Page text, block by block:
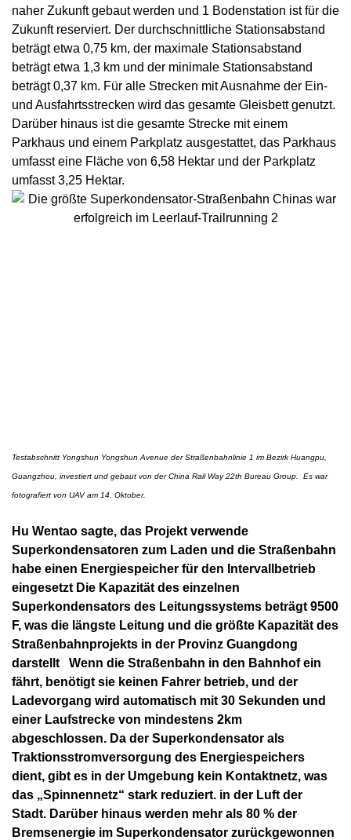
naher Zukunft gebaut werden und 1 Bodenstation ist für die
Zukunft reserviert. Der durchschnittliche Stationsabstand
beträgt etwa 0,75 km, der maximale Stationsabstand
beträgt etwa 1,3 km und der minimale Stationsabstand
beträgt 0,37 km. Für alle Strecken mit Ausnahme der Ein-
und Ausfahrtsstrecken wird das gesamte Gleisbett genutzt.
Darüber hinaus ist die gesamte Strecke mit einem
Parkhaus und einem Parkplatz ausgestattet, das Parkhaus
umfasst eine Fläche von 6,58 Hektar und der Parkplatz
umfasst 3,25 Hektar.
Testabschnitt Yongshun Yongshun Avenue der Straßenbahnlinie 1 im Bezirk Huangpu,
Guangzhou, investiert und gebaut von der China Rail Way 22th Bureau Group. Es war
fotografiert von UAV am 14. Oktober.
Hu Wentao sagte, das Projekt verwende
Superkondensatoren zum Laden und die Straßenbahn
habe einen Energiespeicher für den Intervallbetrieb
eingesetzt Die Kapazität des einzelnen
Superkondensators des Leitungssystems beträgt 9500
F, was die längste Leitung und die größte Kapazität des
Straßenbahnprojekts in der Provinz Guangdong
darstellt
Wenn die Straßenbahn in den Bahnhof ein
fährt, benötigt sie keinen Fahrer betrieb, und der
Ladevorgang wird automatisch mit 30 Sekunden und
einer Laufstrecke von mindestens 2km
abgeschlossen. Da der Superkondensator als
Traktionsstromversorgung des Energiespeichers
dient, gibt es in der Umgebung kein Kontaktnetz, was
das „Spinnennetz“ stark reduziert. in der Luft der
Stadt. Darüber hinaus werden mehr als 80 % der
Bremsenergie im Superkondensator zurückgewonnen